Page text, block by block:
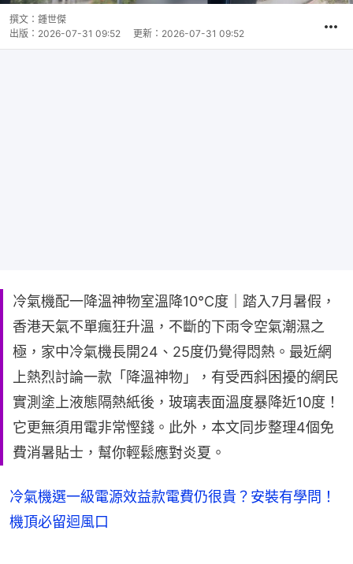
撰文： 鍾世傑
出版： 2026-07-31 09:52 更新： 2026-07-31 09:52
冷氣機配一降溫神物室溫降10°C度｜踏入7月暑假，
香港天氣不單瘋狂升溫，不斷的下雨令空氣潮濕之
極，家中冷氣機長開24、25度仍覺得悶熱。最近網
上熱烈討論一款「降溫神物」，有受西斜困擾的網民
實測塗上液態隔熱紙後，玻璃表面溫度暴降近10度！
它更無須用電非常慳錢。此外，本文同步整理4個免
費消暑貼士，幫你輕鬆應對炎夏。
冷氣機選一級電源效益款電費仍很貴？安裝有學問！
機頂必留迴風口